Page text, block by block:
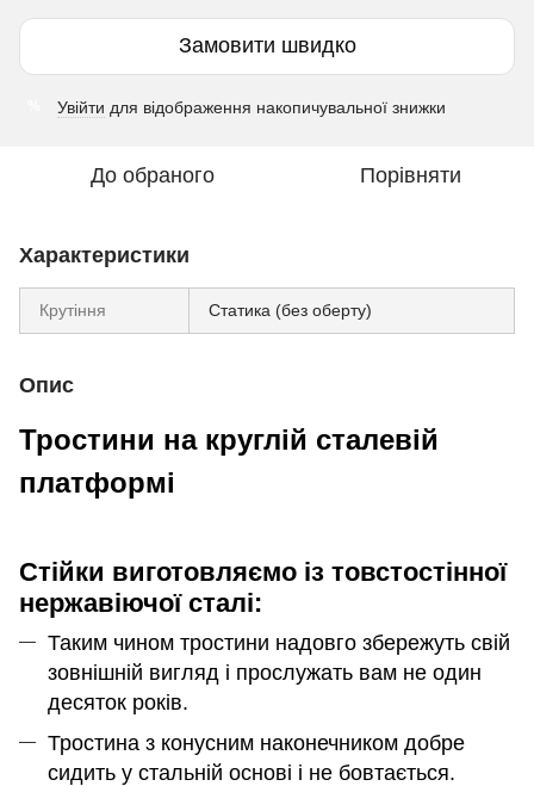
Замовити швидко
Увійти для відображення накопичувальної знижки
До обраного Порівняти
Характеристики
Крутіння Статика (без оберту)
Опис
Тростини на круглій сталевій
платформі
Стійки виготовляємо із товстостінної
нержавіючої сталі:
Таким чином тростини надовго збережуть свій
зовнішній вигляд і прослужать вам не один
десяток років.
Тростина з конусним наконечником добре
сидить у стальній основі і не бовтається.